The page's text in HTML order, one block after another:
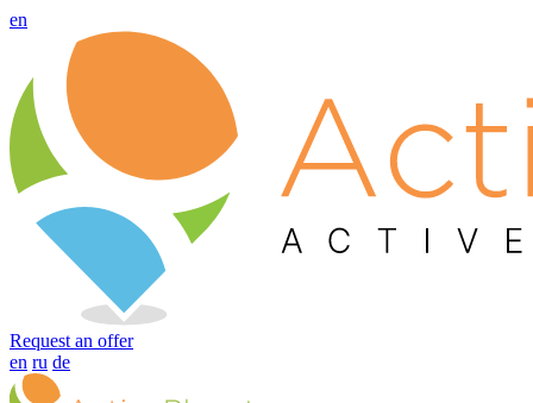
en
Request an offer
en ru de